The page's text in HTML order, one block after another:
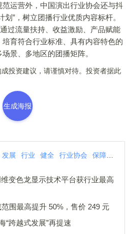
运营外，中国演出行业协会还与抖
”，树立团播行业优质内容标杆。
过流量扶持、收益激励、产品赋能
育符合行业标准、具有内容特色的
景、多地区的团播矩阵。
资建议，请谨慎对待。投资者据此
生成海报
发展 行业 健全 行业协会 保障
变色龙显示技术平台获行业最高
围最高提升 50%，售价 249 元
“跨越式发展”再提速